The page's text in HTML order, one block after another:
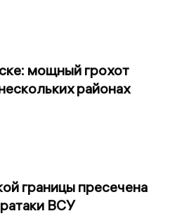
мощный грохот
районах
границы пресечена
ВСУ